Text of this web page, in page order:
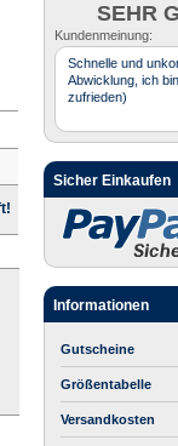
SEHR
Kundenmeinung:
Schnelle und
Abwicklung, ich
zufrieden)
Sicher Einkaufen
Informationen
Gutscheine
Größentabelle
Versandkosten